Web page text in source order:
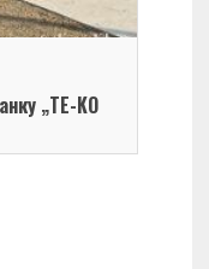
„ТЕ-KО